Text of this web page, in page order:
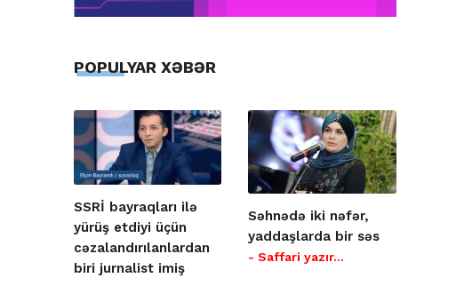
POPULYAR XƏBƏR
SSRİ bayraqları ilə
yürüş etdiyi üçün
cəzalandırılanlardan
biri jurnalist imiş
Səhnədə iki nəfər,
yaddaşlarda bir səs
- Saffari yazır…